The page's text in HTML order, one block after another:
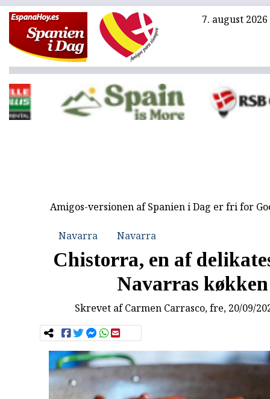
7. august 2026
Amigos-versionen af Spanien i Dag er fri for
Navarra Navarra
Chistorra, en af
Navarras køkken
Skrevet afCarmen Carrasco, fre, 20/09/